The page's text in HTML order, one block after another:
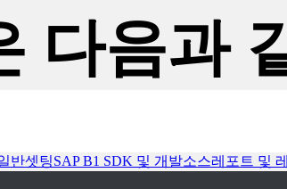
다음과
반셋팅SAP B1 SDK 및 개발소스레포트 및